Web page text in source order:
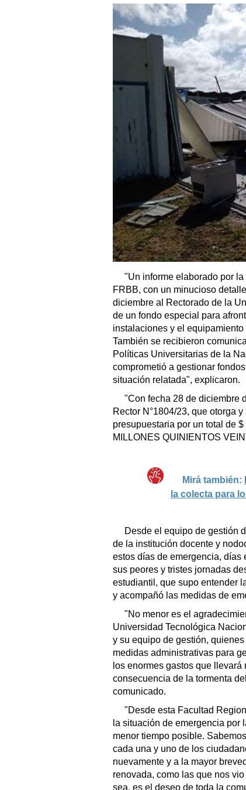
"Un informe elaborado por
FRBB, con un minucioso
diciembre al Rectorado de la
de un fondo especial para
instalaciones y el
También se recibieron
Políticas Universitarias de la
comprometió a gestionar
situación relatada", explicaron.
"Con fecha 28 de diciembre
Rector N°1804/23, que otorga
presupuestaria por un total de
MILLONES QUINIENTOS
Mirá también:
la colecta para
Desde el equipo de gestión
de la institución docente y
estos días de emergencia,
sus peores y tristes jornadas
estudiantil, que supo entender
y acompañó las medidas de
"No menor es el
Universidad Tecnológica
y su equipo de gestión,
medidas administrativas para
los enormes gastos que
consecuencia de la tormenta
comunicado.
"Desde esta Facultad
la situación de emergencia por
menor tiempo posible.
cada una y uno de los
nuevamente y a la mayor
renovada, como las que nos
sea, es el deseo de toda la